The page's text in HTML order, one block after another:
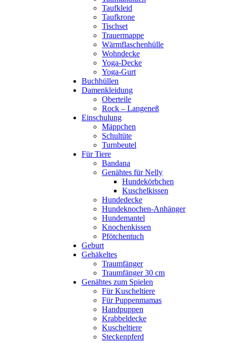
Taufkleid
Taufkrone
Tischset
Trauermappe
Wärmflaschenhülle
Wohndecke
Yoga-Decke
Yoga-Gurt
Buchhüllen
Damenkleidung
Oberteile
Rock – Langeneß
Einschulung
Mäppchen
Schultüte
Turnbeutel
Für Tiere
Bandana
Genähtes für Nelly
Hundekörbchen
Kuschelkissen
Hundedecke
Hundeknochen-Anhänger
Hundemantel
Knochenkissen
Pfötchentuch
Geburt
Gehäkeltes
Traumfänger
Traumfänger 30 cm
Genähtes zum Spielen
Für Kuscheltiere
Für Puppenmamas
Handpuppen
Krabbeldecke
Kuscheltiere
Steckenpferd